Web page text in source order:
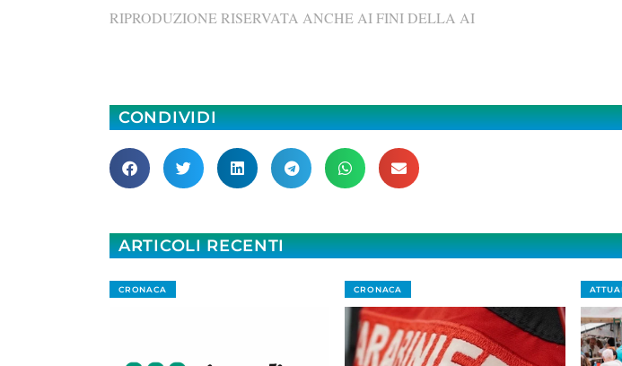
RIPRODUZIONE RISERVATA ANCHE AI FINI DELLA AI
CONDIVIDI
ARTICOLI RECENTI
CRONACA CRONACA